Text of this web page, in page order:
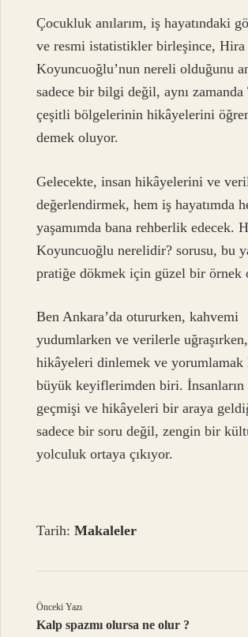
Çocukluk anılarım, iş hayatındaki
ve resmi istatistikler birleşince, Hira
Koyuncuoğlu’nun nereli olduğunu
sadece bir bilgi değil, aynı
çeşitli bölgelerinin hikâyelerini
demek oluyor.
Gelecekte, insan hikâyelerini ve
değerlendirmek, hem iş hayatımda
yaşamımda bana rehberlik edecek.
Koyuncuoğlu nerelidir? sorusu, bu
pratiğe dökmek için güzel bir örnek
Ben Ankara’da otururken, kahvemi
yudumlarken ve verilerle
hikâyeleri dinlemek ve yorumlamak
büyük keyiflerimden biri. İnsanların
geçmişi ve hikâyeleri bir araya
sadece bir soru değil, zengin bir
yolculuk ortaya çıkıyor.
Tarih:Makaleler
Önceki Yazı
Kalp spazmı olursa ne olur ?